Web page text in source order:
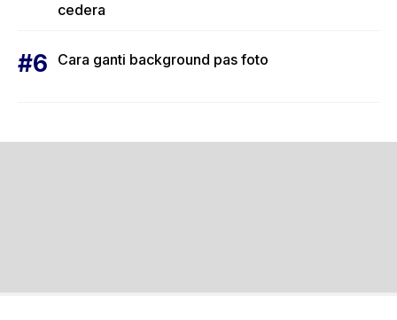
cedera
Cara ganti background pas foto